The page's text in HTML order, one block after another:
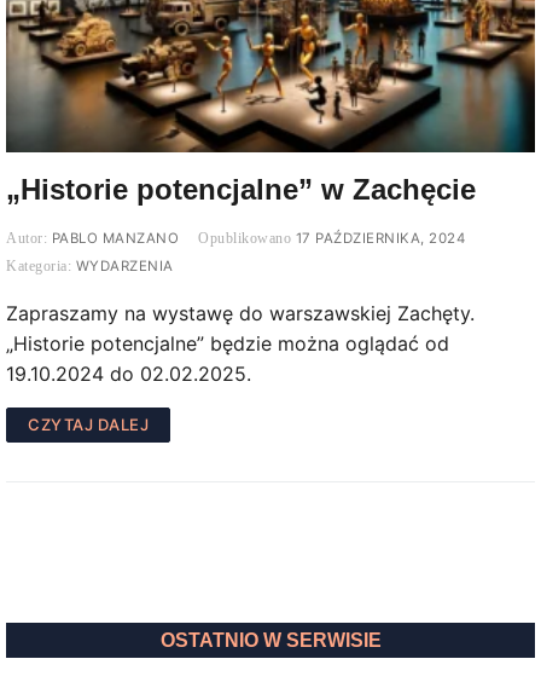
„Historie potencjalne” w Zachęcie
PABLO MANZANO
17 PAŹDZIERNIKA, 2024
WYDARZENIA
Zapraszamy na wystawę do warszawskiej Zachęty.
„Historie potencjalne” będzie można oglądać od
19.10.2024 do 02.02.2025.
CZYTAJ DALEJ
OSTATNIO W SERWISIE